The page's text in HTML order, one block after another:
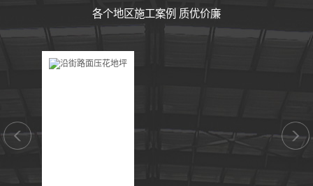
各个地区施工案例 质优价廉